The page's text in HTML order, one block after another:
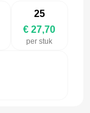
25
€ 27,70
per stuk